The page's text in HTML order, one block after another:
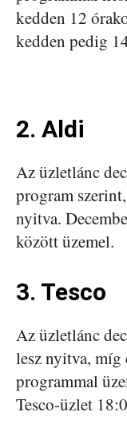
kedden 12
kedden pedig
2. Aldi
Az üzletlánc
program
nyitva.
között üzemel.
3. Tesco
Az üzletlánc
lesz nyitva, míg
programmal
Tesco-üzlet